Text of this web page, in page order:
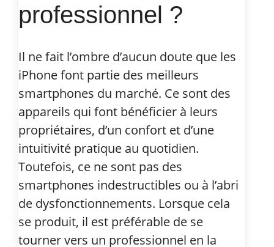
professionnel ?
Il ne fait l’ombre d’aucun doute que les
iPhone font partie des meilleurs
smartphones du marché. Ce sont des
appareils qui font bénéficier à leurs
propriétaires, d’un confort et d’une
intuitivité pratique au quotidien.
Toutefois, ce ne sont pas des
smartphones indestructibles ou à l’abri
de dysfonctionnements. Lorsque cela
se produit, il est préférable de se
tourner vers un professionnel en la